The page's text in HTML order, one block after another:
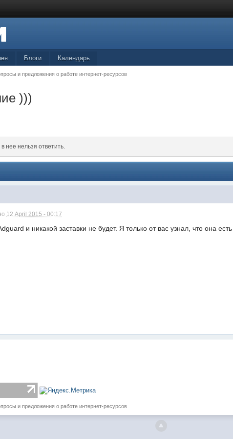
Блоги Календарь
и предложения о работе интернет-ресурсов
)))
нее нельзя ответить.
12 April 2015 - 00:17
и никакой заставки не будет. Я только от вас узнал, что она есть
и предложения о работе интернет-ресурсов